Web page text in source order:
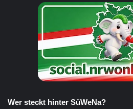
Wer steckt hinter SüWeNa?